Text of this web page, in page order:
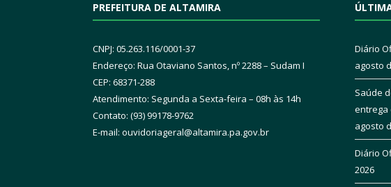
PREFEITURA DE ALTAMIRA
CNPJ: 05.263.116/0001-37
Endereço: Rua Otaviano Santos, nº 2288 – Sudam I
CEP: 68371-288
Atendimento: Segunda a Sexta-feira – 08h às 14h
Contato: (93) 99178-9762
E-mail: ouvidoriageral@altamira.pa.gov.br
Diário
agosto
Saúde
entrega
agosto
Diário
2026